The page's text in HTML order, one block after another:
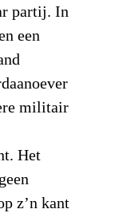
partij. In
een
militair
Het
z’n kant